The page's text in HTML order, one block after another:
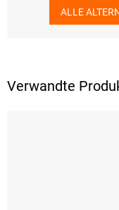
Verwandte
ALLE